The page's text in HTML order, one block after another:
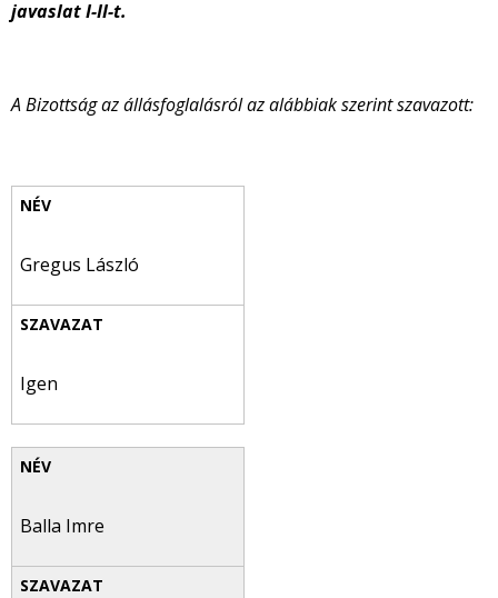
javaslat I-II-t.
A Bizottság az állásfoglalásról az alábbiak szerint szavazott:
Gregus László
Igen
Balla Imre